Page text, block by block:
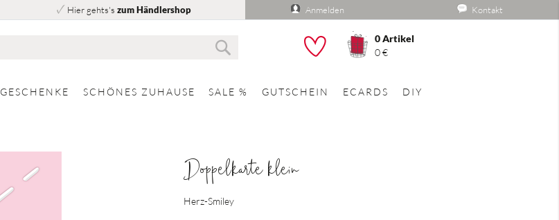
Hier gehts's zum Händlershop Anmelden Kontakt
0Artikel
0 €
GESCHENKE SCHÖNES ZUHAUSE SALE % GUTSCHEIN ECARDS DIY
Doppelkarte klein
Herz-Smiley